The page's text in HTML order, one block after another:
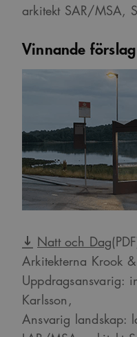
arkitekt SAR/MSA,
Vinnande förslag
Natt och Dag
Arkitekterna Krook
Uppdragsansvarig:
Karlsson,
Ansvarig landskap: